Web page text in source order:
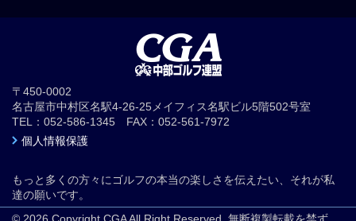
〒450-0002
名古屋市中村区名駅4-26-25メイフィス名駅ビル5階502号室
TEL：052-586-1345 FAX：052-561-7972
個人情報保護
もっと多くの方々にゴルフの本当の楽しさを伝えたい、それが私
達の願いです。